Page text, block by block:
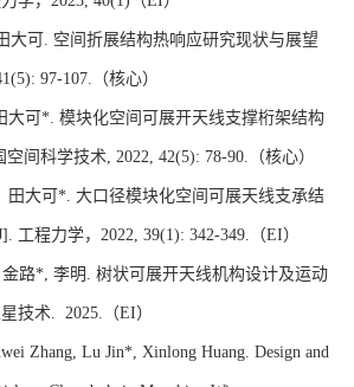
大可 空间折展结构热响应研究现状与展望
97-107. （核心）
大可*. 模块化空间可展开天线支撑桁架结构
空间科学技术 , 2022, 42(5): 78-90. （核心）
田大可*. 大口径模块化空间可展天线支承结
工程力学， 2022, 39(1): 342-349. （EI）
金路* 李明 树状可展开天线机构设计及运动
技术 2025. （EI）
Zhang, Lu Jin*, Xinlong Huang. Design and